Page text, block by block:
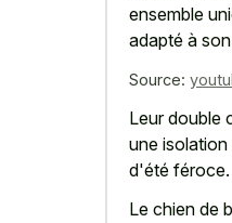
ensemble
adapté à
Source:
Leur double
une
d'été féroce.
Le chien de